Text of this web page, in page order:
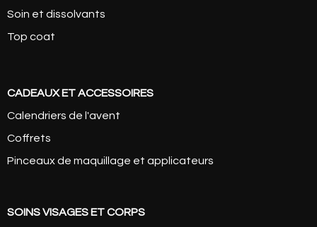
Soin et dissolvants
Top coat
CADEAUX ET ACCESSOIRES
Calendriers de l'avent
Coffrets
Pinceaux de maquillage et applicateurs
SOINS VISAGES ET CORPS